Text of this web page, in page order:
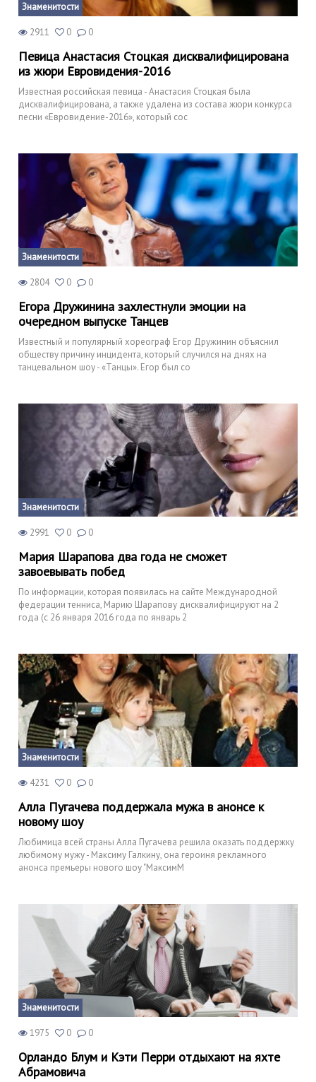
Знаменитости
2911 0 0
Певица Анастасия Стоцкая дисквалифицирована
из жюри Евровидения-2016
Известная российская певица - Анастасия Стоцкая была
дисквалифицирована, а также удалена из состава жюри конкурса
песни «Евровидение-2016», который сос
Знаменитости
2804 0 0
Егора Дружинина захлестнули эмоции на
очередном выпуске Танцев
Известный и популярный хореограф Егор Дружинин объяснил
обществу причину инцидента, который случился на днях на
танцевальном шоу - «Танцы». Егор был со
Знаменитости
2991 0 0
Мария Шарапова два года не сможет
завоевывать побед
По информации, которая появилась на сайте Международной
федерации тенниса, Марию Шарапову дисквалифицируют на 2
года (с 26 января 2016 года по январь 2
Знаменитости
4231 0 0
Алла Пугачева поддержала мужа в анонсе к
новому шоу
Любимица всей страны Алла Пугачева решила оказать поддержку
любимому мужу - Максиму Галкину, она героиня рекламного
анонса премьеры нового шоу "МаксимМ
Знаменитости
1975 0 0
Орландо Блум и Кэти Перри отдыхают на яхте
Абрамовича